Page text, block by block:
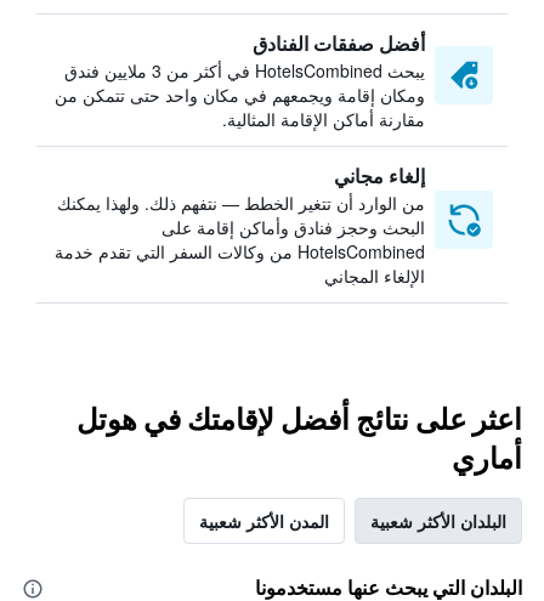
أفضل صفقات الفنادق
يبحث HotelsCombined في أكثر من 3 ملايين فندق
ومكان إقامة ويجمعهم في مكان واحد حتى تتمكن من
مقارنة أماكن الإقامة المثالية.
إلغاء مجاني
من الوارد أن تتغير الخطط — نتفهم ذلك. ولهذا يمكنك
البحث وحجز فنادق وأماكن إقامة على
HotelsCombined من وكالات السفر التي تقدم خدمة
الإلغاء المجاني
اعثر على نتائج أفضل لإقامتك في هوتل
أماري
البلدان الأكثر شعبية المدن الأكثر شعبية
البلدان التي يبحث عنها مستخدمونا